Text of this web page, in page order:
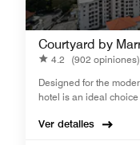
Courtyard by
4.2
(902 opiniones)
Designed for the
hotel is an ideal choice
Ver detalles